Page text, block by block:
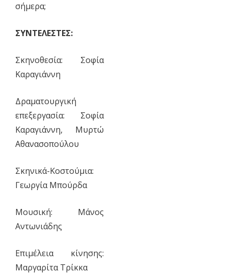
σήμερα;
ΣΥΝΤΕΛΕΣΤΕΣ:
Σκηνοθεσία: Σοφία
Καραγιάννη
Δραματουργική
επεξεργασία: Σοφία
Καραγιάννη, Μυρτώ
Αθανασοπούλου
Σκηνικά-Κοστούμια:
Γεωργία Μπούρδα
Μουσική: Μάνος
Αντωνιάδης
Επιμέλεια κίνησης:
Μαργαρίτα Τρίκκα